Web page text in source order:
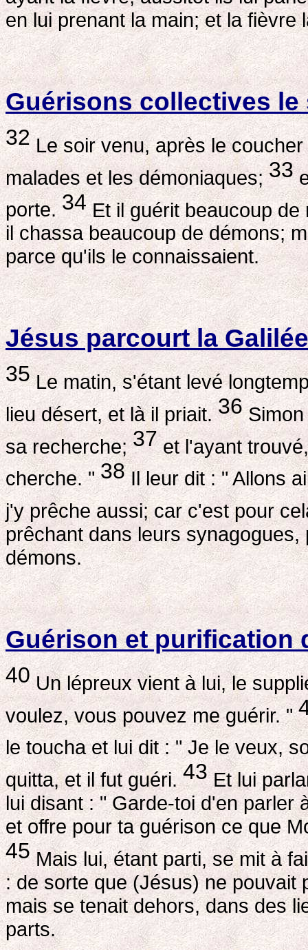
en lui prenant la main; et la fièvre
Guérisons collectives le
32Le soir venu, après le
malades et les démoniaques;33
porte.34Et il guérit beaucoup de
il chassa beaucoup de démons;
parce qu'ils le connaissaient.
Jésus parcourt la Galilée
35Le matin, s'étant levé
lieu désert, et là il priait.36Simon
sa recherche;37et l'ayant
cherche. "38Il leur dit : " Allons
j'y prêche aussi; car c'est pour
prêchant dans leurs
démons.
Guérison et purification
40Un lépreux vient à lui, le
voulez, vous pouvez me guérir. "
le toucha et lui dit : " Je le veux,
quitta, et il fut guéri.43Et lui
lui disant : " Garde-toi d'en parler
et offre pour ta guérison ce que
45Mais lui, étant parti, se mit à
: de sorte que (Jésus) ne pouvait
mais se tenait dehors, dans des
parts.